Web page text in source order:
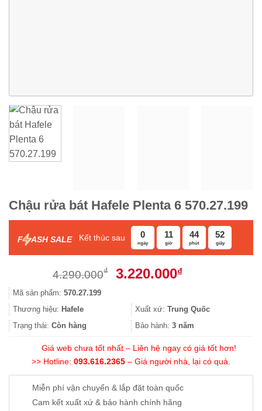
Chậu rửa bát Hafele Plenta 6 570.27.199
F ASH SALE Kết thúc sau 0
ngày
11
giờ
44
phút
51
giây
4.290.000₫
Giá
4.290.000₫.
3.220.000₫Giá
là:
3.220.000₫.
Mã sản phẩm: 570.27.199
Thương hiệu: Hafele Xuất xứ: Trung Quốc
Trạng thái: Còn hàng Bảo hành: 3 năm
Giá web chưa tốt nhất – Liên hệ ngay có giá tốt hơn!
>> Hotline: 093.616.2365 – Giá người nhà, lại có quà.
Miễn phí vận chuyển & lắp đặt toàn quốc
Cam kết xuất xứ & bảo hành chính hãng